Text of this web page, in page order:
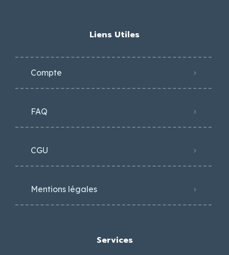
Liens Utiles
Compte
FAQ
CGU
Mentions légales
Services